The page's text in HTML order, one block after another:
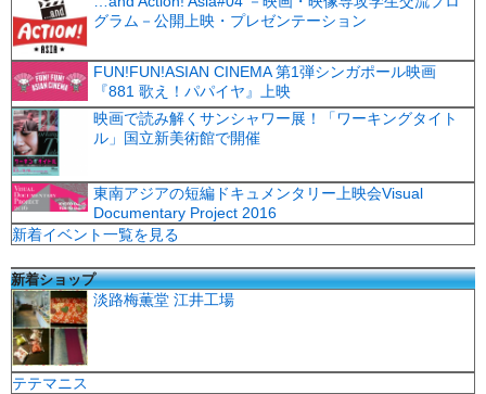
グラム－公開上映・プレゼンテーション
FUN!FUN!ASIAN CINEMA 第1弾シンガポール映画
『881 歌え！パパイヤ』上映
映画で読み解くサンシャワー展！「ワーキングタイト
ル」国立新美術館で開催
東南アジアの短編ドキュメンタリー上映会Visual
Documentary Project 2016
新着イベント一覧を見る
新着ショップ
淡路梅薫堂 江井工場
テテマニス